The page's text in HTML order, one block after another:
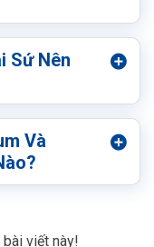
Sứ Nên
Và
viết này!